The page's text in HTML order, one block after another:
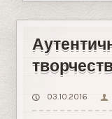
03.10.2016